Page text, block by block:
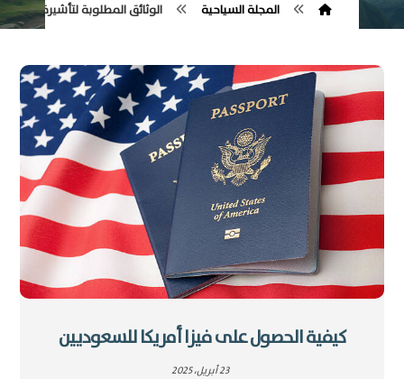
المجلة السياحية الوثائق المطلوبة لتأشيرة أمريكا
كيفية الحصول على فيزا أمريكا للسعوديين
23 أبريل، 2025